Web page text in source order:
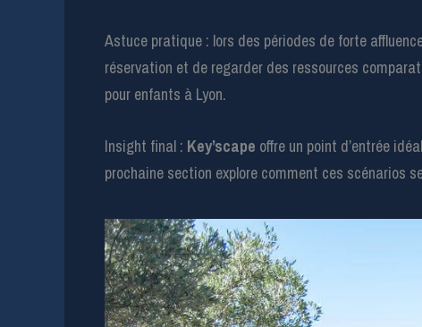
Astuce pratique : lors des périodes de forte
réservation et de regarder des ressources
pour enfants à Lyon.
Insight final : Key’scape offre un point d’entrée
prochaine section explore comment ces scénarios